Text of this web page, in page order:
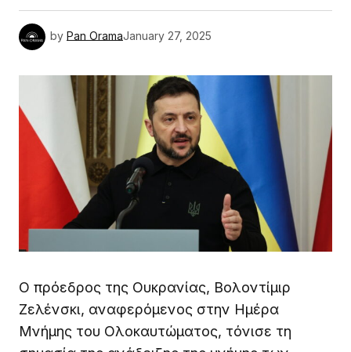
by Pan OramaJanuary 27, 2025
Ο πρόεδρος της Ουκρανίας, Βολοντίμιρ
Ζελένσκι, αναφερόμενος στην Ημέρα
Μνήμης του Ολοκαυτώματος, τόνισε τη